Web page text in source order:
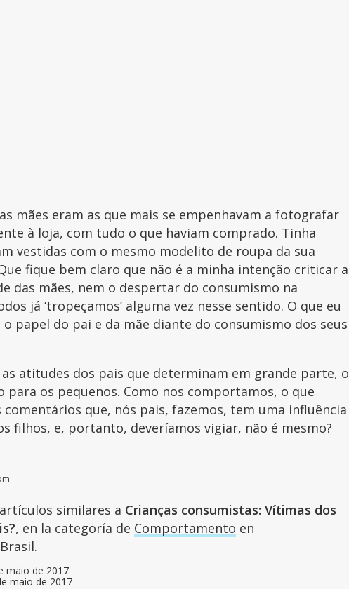
mães eram as que mais se empenhavam a fotografar
à loja, com tudo o que haviam comprado. Tinha
vestidas com o mesmo modelito de roupa da sua
fique bem claro que não é a minha intenção criticar a
das mães, nem o despertar do consumismo na
já ‘tropeçamos’ alguma vez nesse sentido. O que eu
papel do pai e da mãe diante do consumismo dos seus
atitudes dos pais que determinam em grande parte, o
para os pequenos. Como nos comportamos, o que
comentários que, nós pais, fazemos, tem uma influência
filhos, e, portanto, deveríamos vigiar, não é mesmo?
similares a Crianças consumistas: Vítimas dos
, en la categoría de Comportamento en
maio de 2017
maio de 2017